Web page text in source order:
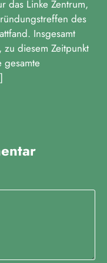
das Linke Zentrum,
des
Insgesamt
diesem Zeitpunkt
gesamte